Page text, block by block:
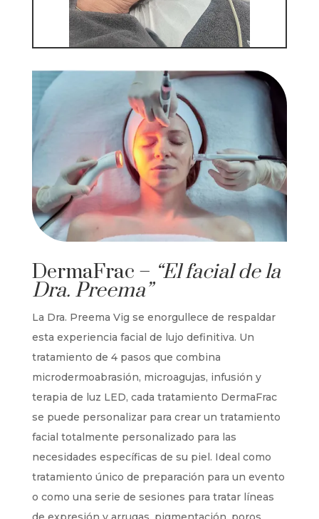
DermaFrac – “El facial de la
Dra. Preema”
La Dra. Preema Vig se enorgullece de respaldar
esta experiencia facial de lujo definitiva. Un
tratamiento de 4 pasos que combina
microdermoabrasión, microagujas, infusión y
terapia de luz LED, cada tratamiento DermaFrac
se puede personalizar para crear un tratamiento
facial totalmente personalizado para las
necesidades específicas de su piel. Ideal como
tratamiento único de preparación para un evento
o como una serie de sesiones para tratar líneas